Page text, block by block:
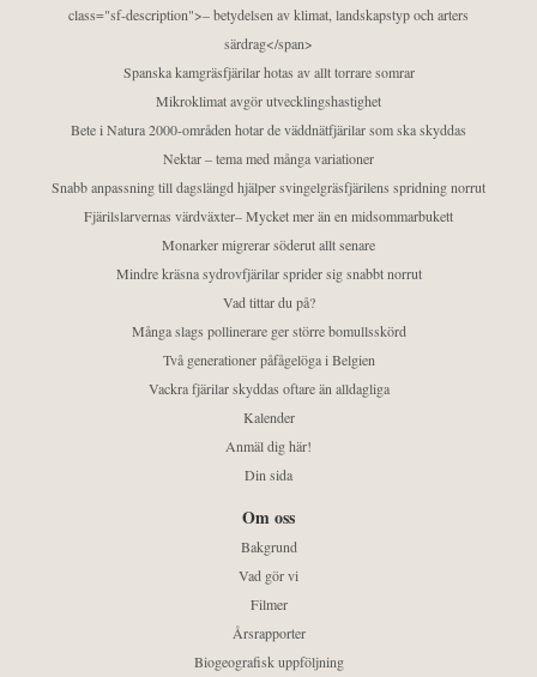
class="sf-description">– betydelsen av klimat, landskapstyp och arters
särdrag</span>
Spanska kamgräsfjärilar hotas av allt torrare somrar
Mikroklimat avgör utvecklingshastighet
Bete i Natura 2000-områden hotar de väddnätfjärilar som ska skyddas
Nektar – tema med många variationer
Snabb anpassning till dagslängd hjälper svingelgräsfjärilens spridning norrut
Fjärilslarvernas värdväxter– Mycket mer än en midsommarbukett
Monarker migrerar söderut allt senare
Mindre kräsna sydrovfjärilar sprider sig snabbt norrut
Vad tittar du på?
Många slags pollinerare ger större bomullsskörd
Två generationer påfågelöga i Belgien
Vackra fjärilar skyddas oftare än alldagliga
Kalender
Anmäl dig här!
Din sida
Om oss
Bakgrund
Vad gör vi
Filmer
Årsrapporter
Biogeografisk uppföljning